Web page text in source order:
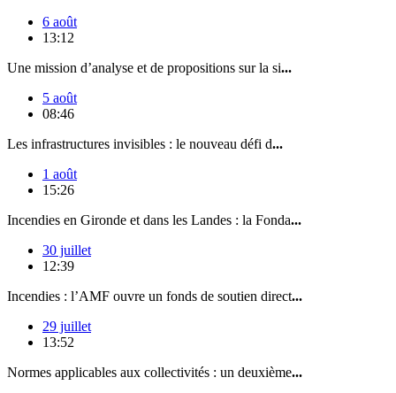
6 août
13:12
Une mission d’analyse et de propositions sur la si...
5 août
08:46
Les infrastructures invisibles : le nouveau défi d...
1 août
15:26
Incendies en Gironde et dans les Landes : la Fonda...
30 juillet
12:39
Incendies : l’AMF ouvre un fonds de soutien direct...
29 juillet
13:52
Normes applicables aux collectivités : un deuxième...